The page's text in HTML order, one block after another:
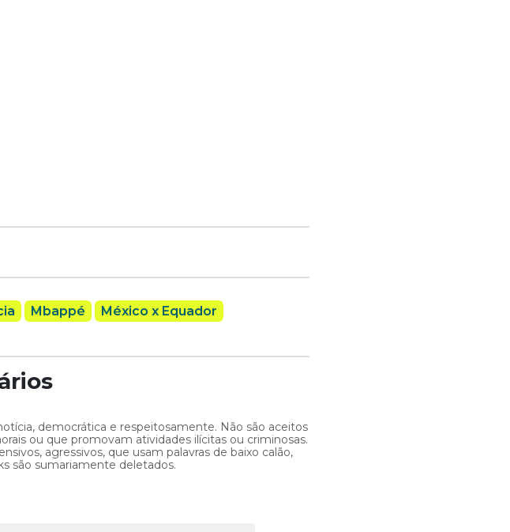
Mbappé
México x Equador
democrática e respeitosamente. Não são aceitos
ou que promovam atividades ilícitas ou criminosas.
agressivos, que usam palavras de baixo calão,
são sumariamente deletados.